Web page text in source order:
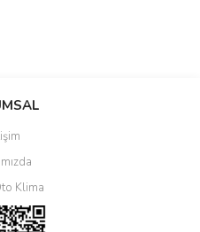
siz yapın!
Yaz
Klima